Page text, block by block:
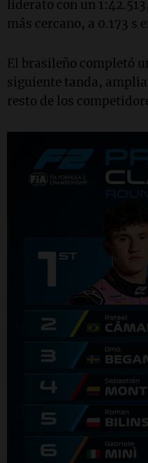
liderato con un
más cercano, a 0.173 s
El brasileño completó
siguiente tanda,
resto de los